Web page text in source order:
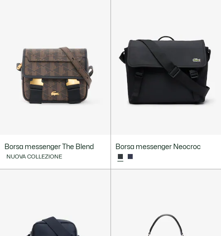
Borsa messenger The Blend
NUOVA COLLEZIONE
Borsa messenger Neocroc